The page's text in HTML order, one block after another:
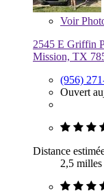
Voir
2545 E Griffin
Mission, TX
(956)
Ouvert
Distance
2,5 milles